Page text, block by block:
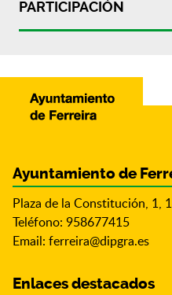
PARTICIPACIÓN
Ayuntamiento de
Plaza de la Constitución, 1,
Teléfono: 958677415
Email: ferreira@dipgra.es
Enlaces destacados